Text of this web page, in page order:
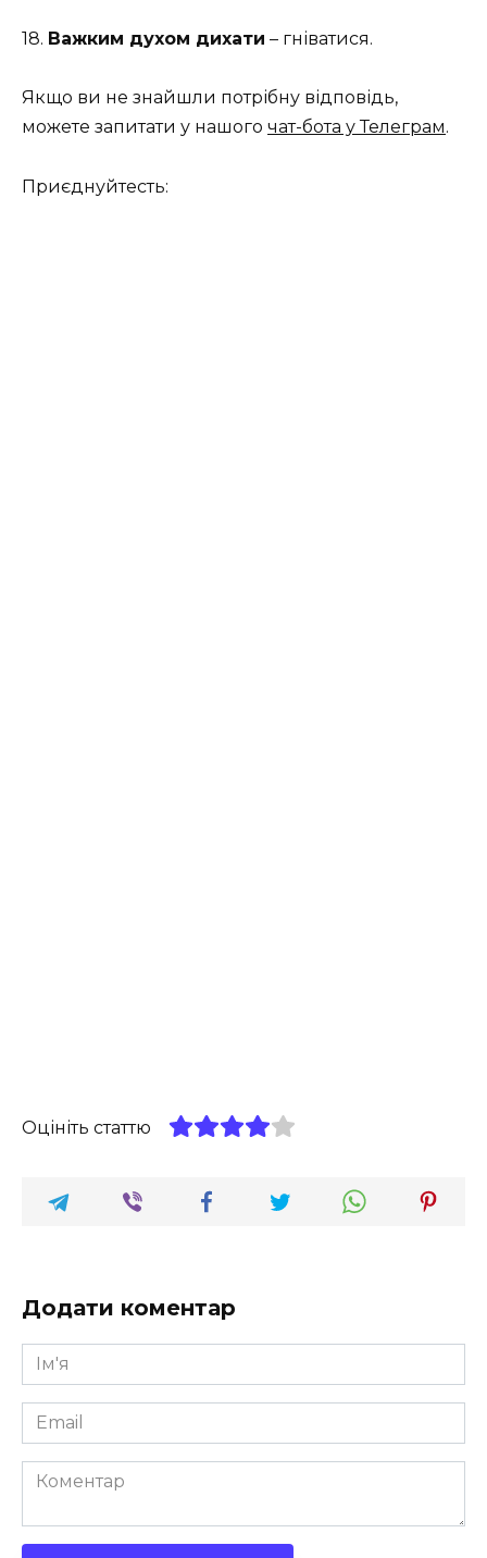
18. Важким духом дихати – гніватися.
Якщо ви не знайшли потрібну відповідь,
можете запитати у нашого чат-бота у Телеграм.
Приєднуйтесть:
Оцініть статтю
Додати коментар
Ім'я
*
Email
*
Коментар